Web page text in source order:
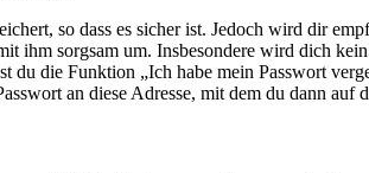
so dass es sicher ist. Jedoch wird dir
ihm sorgsam um. Insbesondere wird dich
du die Funktion „Ich habe mein Passwort
an diese Adresse, mit dem du dann auf